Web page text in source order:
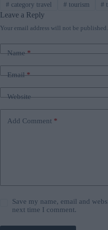
#category travel #tourism #
Leave a Reply
Your email address will not be published.
Name*
Email*
Website
Add Comment *
Save my name, email and
next time I comment.